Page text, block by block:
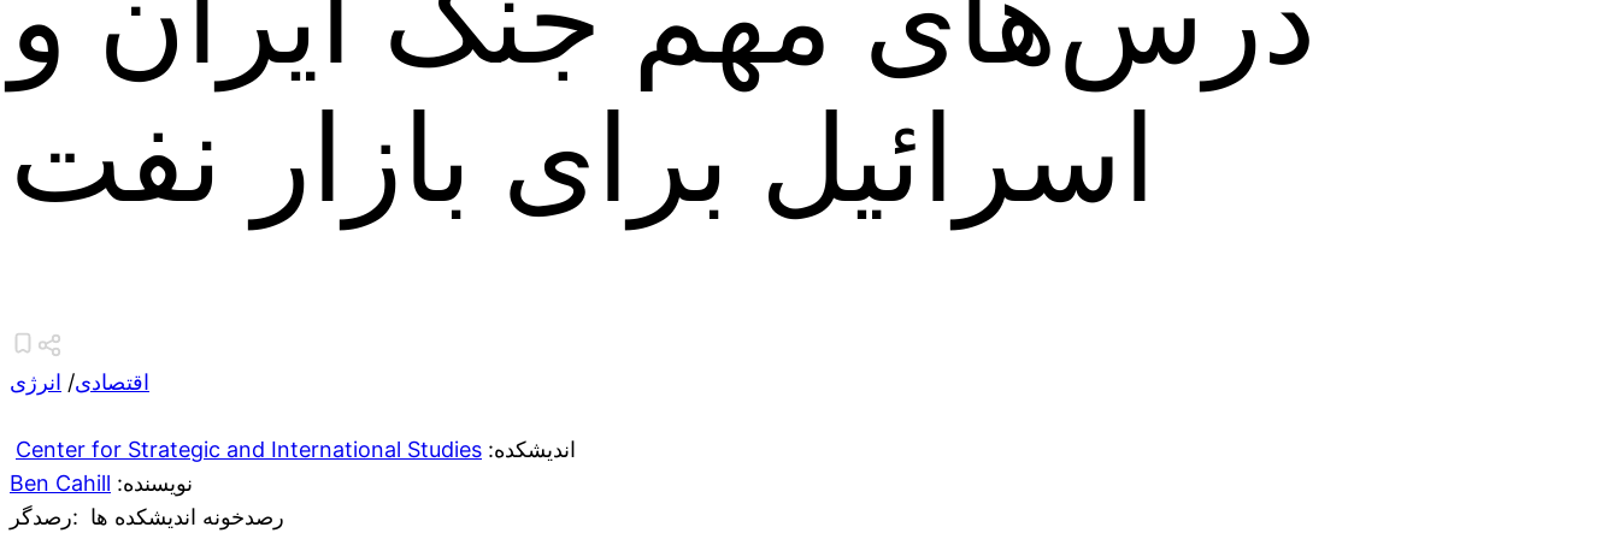
اسرائیل برای بازار نفت
اقتصادی/ انرژی
Center for Strategic and International Studies :اندیشکده
Ben Cahill :نویسنده
رصدخونه اندیشکده ها :رصدگر